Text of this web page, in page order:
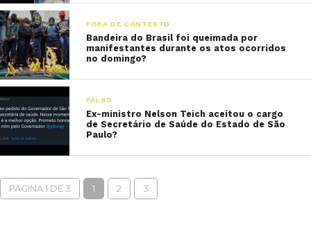
FORA DE CONTEXTO
Bandeira do Brasil foi queimada por
manifestantes durante os atos ocorridos
no domingo?
FALSO
Ex-ministro Nelson Teich aceitou o cargo
de Secretário de Saúde do Estado de São
Paulo?
PÁGINA 1 DE 3 1 2 3